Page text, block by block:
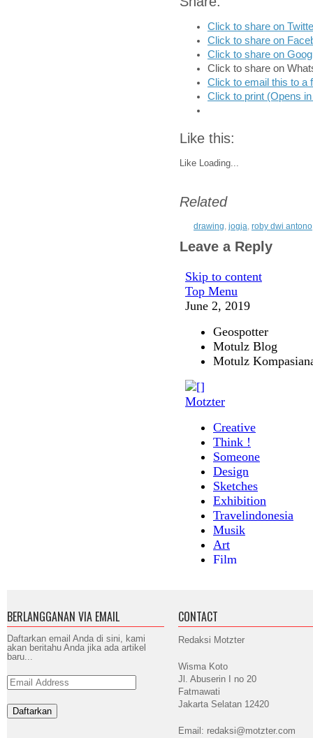
Click to share on
Click to share on
Click to share on
Click to share on
Click to email this to a
Click to print (Opens
Like this:
Like Loading...
Related
drawing, jogja, roby dwi antono
Leave a Reply
BERLANGGANAN VIA EMAIL
Daftarkan email Anda di sini, kami
akan beritahu Anda jika ada artikel
baru...
Email
Address
CONTACT
Redaksi Motzter
Wisma Koto
Jl. Abuserin I no 20
Fatmawati
Jakarta Selatan 12420
Email: redaksi@motzter.com